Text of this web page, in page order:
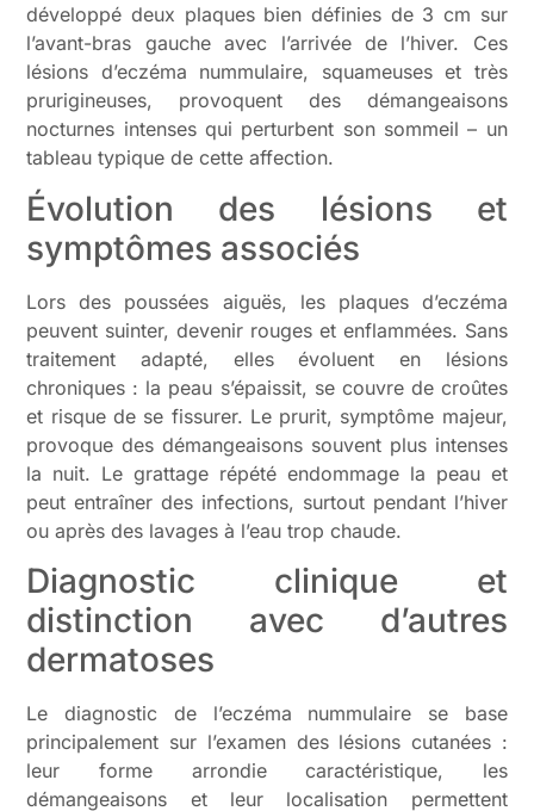
développé deux plaques bien définies de 3 cm sur
l’avant-bras gauche avec l’arrivée de l’hiver. Ces
lésions d’eczéma nummulaire, squameuses et très
prurigineuses, provoquent des démangeaisons
nocturnes intenses qui perturbent son sommeil – un
tableau typique de cette affection.
Évolution des lésions et
symptômes associés
Lors des poussées aiguës, les plaques d’eczéma
peuvent suinter, devenir rouges et enflammées. Sans
traitement adapté, elles évoluent en lésions
chroniques : la peau s’épaissit, se couvre de croûtes
et risque de se fissurer. Le prurit, symptôme majeur,
provoque des démangeaisons souvent plus intenses
la nuit. Le grattage répété endommage la peau et
peut entraîner des infections, surtout pendant l’hiver
ou après des lavages à l’eau trop chaude.
Diagnostic clinique et
distinction avec d’autres
dermatoses
Le diagnostic de l’eczéma nummulaire se base
principalement sur l’examen des lésions cutanées :
leur forme arrondie caractéristique, les
démangeaisons et leur localisation permettent